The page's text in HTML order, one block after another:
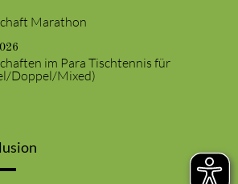
Marathon
im Para Tischtennis für
Doppel/Mixed)